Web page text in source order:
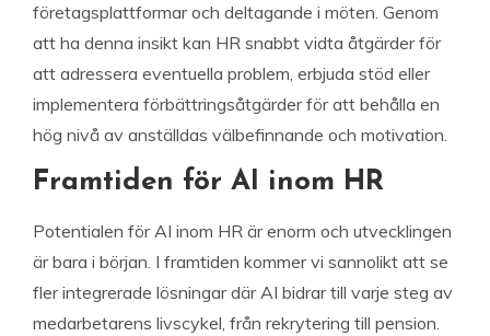
företagsplattformar och deltagande i möten. Genom
att ha denna insikt kan HR snabbt vidta åtgärder för
att adressera eventuella problem, erbjuda stöd eller
implementera förbättringsåtgärder för att behålla en
hög nivå av anställdas välbefinnande och motivation.
Framtiden för AI inom HR
Potentialen för AI inom HR är enorm och utvecklingen
är bara i början. I framtiden kommer vi sannolikt att se
fler integrerade lösningar där AI bidrar till varje steg av
medarbetarens livscykel, från rekrytering till pension.